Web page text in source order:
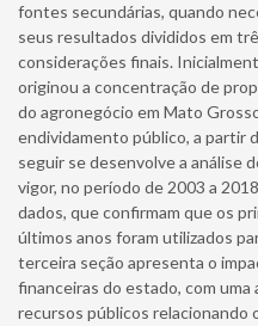
fontes secundárias, quando
seus resultados divididos em
considerações finais.
originou a concentração de
do agronegócio em Mato
endividamento público, a partir
seguir se desenvolve a análise
vigor, no período de 2003 a
dados, que confirmam que os
últimos anos foram utilizados
terceira seção apresenta o
financeiras do estado, com uma
recursos públicos relacionando